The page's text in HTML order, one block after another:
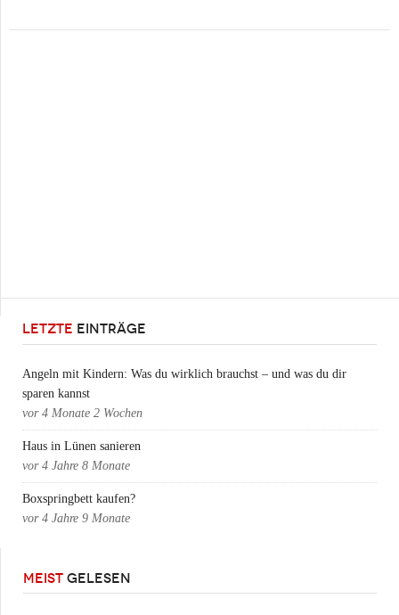
LETZTE EINTRÄGE
Angeln mit Kindern: Was du wirklich brauchst – und was du dir
sparen kannst
vor 4 Monate 2 Wochen
Haus in Lünen sanieren
vor 4 Jahre 8 Monate
Boxspringbett kaufen?
vor 4 Jahre 9 Monate
MEIST GELESEN